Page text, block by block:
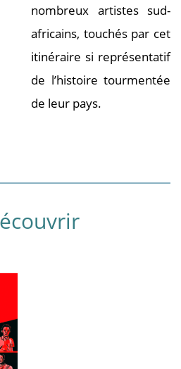
nombreux artistes sud-
africains, touchés par cet
itinéraire si représentatif
de l’histoire tourmentée
de leur pays.